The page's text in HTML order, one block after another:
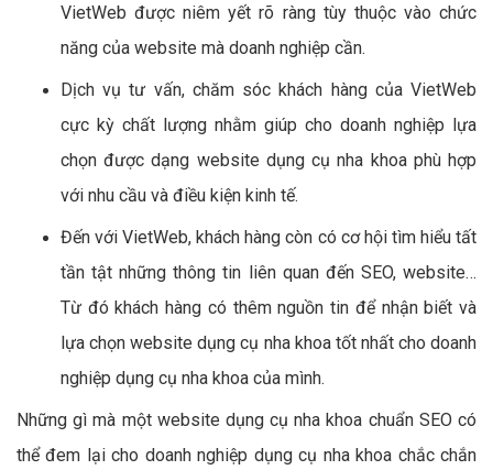
VietWeb được niêm yết rõ ràng tùy thuộc vào chức
năng của website mà doanh nghiệp cần.
Dịch vụ tư vấn, chăm sóc khách hàng của VietWeb
cực kỳ chất lượng nhằm giúp cho doanh nghiệp lựa
chọn được dạng website dụng cụ nha khoa phù hợp
với nhu cầu và điều kiện kinh tế.
Đến với VietWeb, khách hàng còn có cơ hội tìm hiểu tất
tần tật những thông tin liên quan đến SEO, website…
Từ đó khách hàng có thêm nguồn tin để nhận biết và
lựa chọn website dụng cụ nha khoa tốt nhất cho doanh
nghiệp dụng cụ nha khoa của mình.
Những gì mà một website dụng cụ nha khoa chuẩn SEO có
thể đem lại cho doanh nghiệp dụng cụ nha khoa chắc chắn